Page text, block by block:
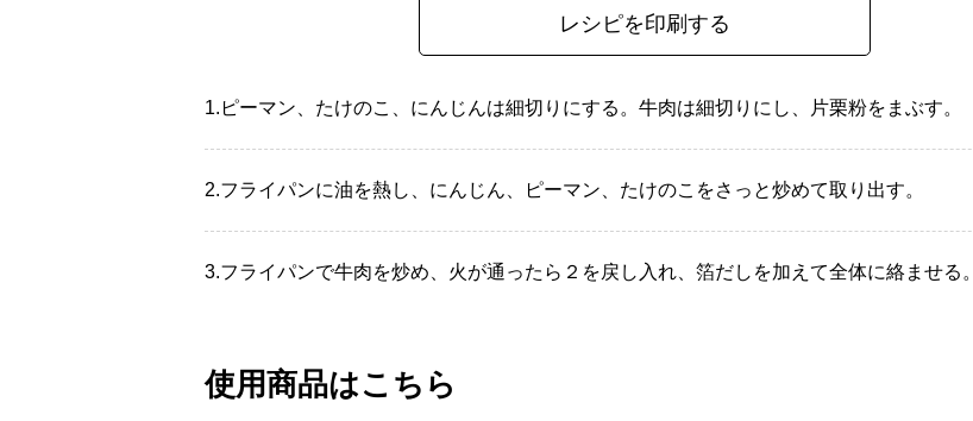
レシピを印刷する
1. ピーマン、たけのこ、にんじんは細切りにする。牛肉は細切りにし、片栗粉をまぶす。
2.フライパンに油を熱し、にんじん、ピーマン、たけのこをさっと炒めて取り出す。
3.フライパンで牛肉を炒め、火が通ったら２を戻し入れ、箔だしを加えて全体に絡ませる。
使用商品はこちら